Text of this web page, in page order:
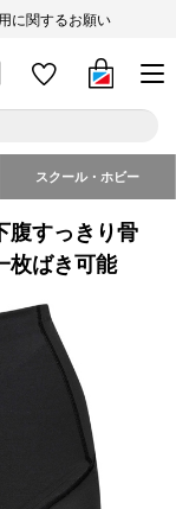
に関するお願い
スクール・ホビー
すっきり骨
枚ばき可能